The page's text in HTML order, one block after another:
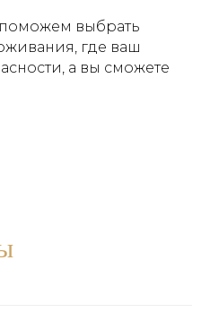
выбрать
где ваш
а вы сможете